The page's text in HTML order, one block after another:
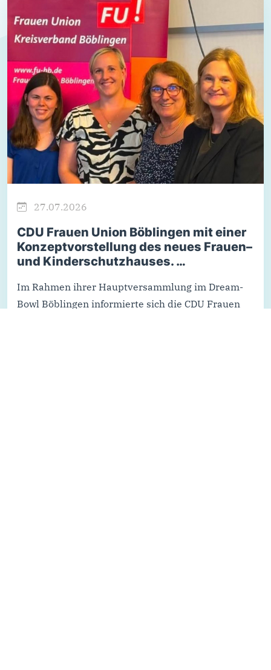
27.07.2026
CDU Frauen Union Böblingen mit einer
Konzeptvorstellung des neues Frauen–
und Kinderschutzhauses. …
Im Rahmen ihrer Hauptversammlung im Dream-
Bowl Böblingen informierte sich die CDU Frauen